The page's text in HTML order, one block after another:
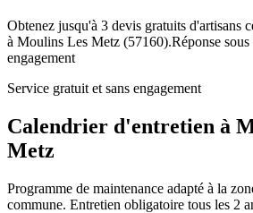
Obtenez jusqu'à 3 devis gratuits d'artisans
à Moulins Les Metz (57160).Réponse sous
engagement
Service gratuit et sans engagement
Calendrier d'entretien à
Metz
Programme de maintenance adapté à la
commune. Entretien obligatoire tous les 2